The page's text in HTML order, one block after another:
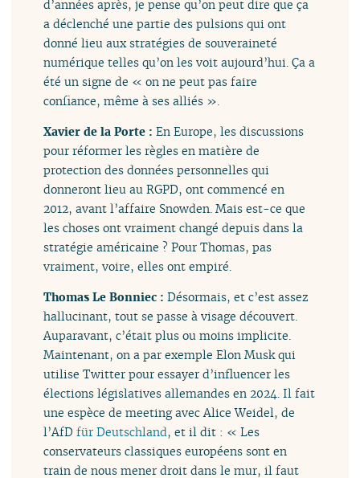
d’années après, je pense qu’on peut dire que ça
a déclenché une partie des pulsions qui ont
donné lieu aux stratégies de souveraineté
numérique telles qu’on les voit aujourd’hui. Ça a
été un signe de « on ne peut pas faire
confiance, même à ses alliés ».
Xavier de la Porte :En Europe, les discussions
pour réformer les règles en matière de
protection des données personnelles qui
donneront lieu au RGPD, ont commencé en
2012, avant l’affaire Snowden. Mais est-ce que
les choses ont vraiment changé depuis dans la
stratégie américaine ? Pour Thomas, pas
vraiment, voire, elles ont empiré.
Thomas Le Bonniec :Désormais, et c’est assez
hallucinant, tout se passe à visage découvert.
Auparavant, c’était plus ou moins implicite.
Maintenant, on a par exemple Elon Musk qui
utilise Twitter pour essayer d’influencer les
élections législatives allemandes en 2024. Il fait
une espèce de meeting avec Alice Weidel, de
l’AfDfür Deutschland, et il dit : « Les
conservateurs classiques européens sont en
train de nous mener droit dans le mur, il faut